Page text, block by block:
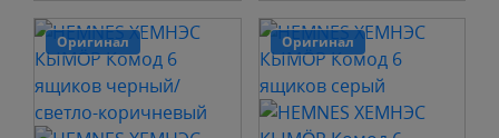
Оригинал Оригинал